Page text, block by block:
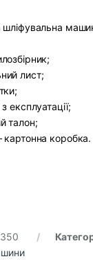
шліфувальна
лист;
експлуатації;
талон;
картонна коробка.